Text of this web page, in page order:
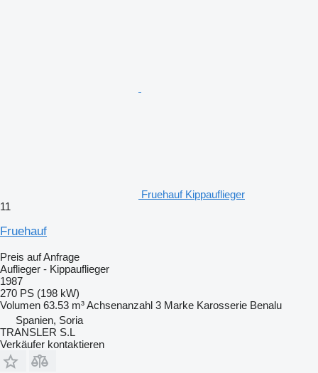
Fruehauf Kippauflieger
11
Fruehauf
Preis auf Anfrage
Auflieger - Kippauflieger
1987
270 PS (198 kW)
Volumen 63.53 m³Achsenanzahl 3 Marke Karosserie Benalu
Spanien, Soria
TRANSLER S.L
Verkäufer kontaktieren